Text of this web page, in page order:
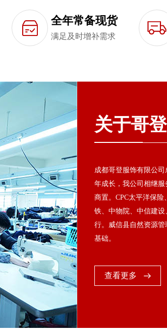
全年常备现货
满足及时增补需求
关于哥登
成都哥登服饰有限公
年成长，我公司相继
商置。CPC太平洋保
铁、中物院、中信建
行。威信县自然资源
基础。
查看更多